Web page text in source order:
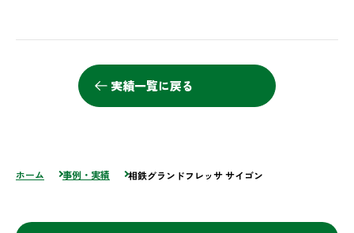
実績一覧に戻る
ホーム 事例・実績 相鉄グランドフレッサ サイゴン